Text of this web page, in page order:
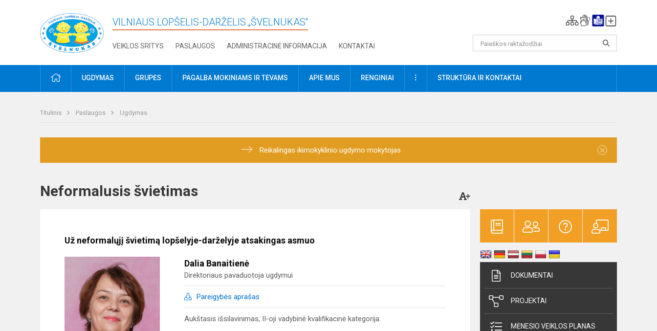
VILNIAUS LOPŠELIS-DARŽELIS „ŠVELNUKAS“
VEIKLOS SRITYS PASLAUGOS ADMINISTRACINĖ INFORMACIJA KONTAKTAI
PRADŽIAUGDYMAS GRUPĖS PAGALBA MOKINIAMS IR TĖVAMS APIE MUS RENGINIAI DAUGIAUSTRUKTŪRA IR KONTAKTAI
Titulinis Paslaugos Ugdymas
Reikalingas ikimokyklinio ugdymo mokytojas ×
Neformalusis švietimas
Už neformalųjį švietimą lopšelyje-darželyje atsakingas asmuo
Dalia Banaitienė
Direktoriaus pavaduotoja ugdymui
Pareigybės aprašas
Aukštasis išsilavinimas, II-oji vadybinė kvalifikacinė kategorija.
DOKUMENTAI
PROJEKTAI
MĖNESIO VEIKLOS PLANAS